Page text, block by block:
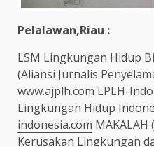
Pelalawan,Riau :
LSM Lingkungan Hidup
(Aliansi Jurnalis
www.ajplh.com LPLH-
Lingkungan Hidup
indonesia.com
Kerusakan Lingkungan